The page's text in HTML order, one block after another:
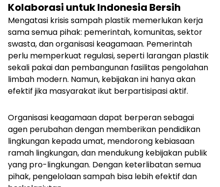
Kolaborasi untuk Indonesia Bersih
Mengatasi krisis sampah plastik memerlukan kerja
sama semua pihak: pemerintah, komunitas, sektor
swasta, dan organisasi keagamaan. Pemerintah
perlu memperkuat regulasi, seperti larangan plastik
sekali pakai dan pembangunan fasilitas pengolahan
limbah modern. Namun, kebijakan ini hanya akan
efektif jika masyarakat ikut berpartisipasi aktif.
Organisasi keagamaan dapat berperan sebagai
agen perubahan dengan memberikan pendidikan
lingkungan kepada umat, mendorong kebiasaan
ramah lingkungan, dan mendukung kebijakan publik
yang pro-lingkungan. Dengan keterlibatan semua
pihak, pengelolaan sampah bisa lebih efektif dan